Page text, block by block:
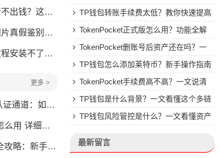
情况你可能遇到过
鉴别全攻略
？手把手教你解决
更多 >
到真正的官方渠道
细安装教程
也能快速上手掌握
TP钱包转账手续费太低？教你快速提高
Gas费
TokenPocket正式版怎么用？功能全解
析与安全使用指南
TokenPocket删账号后资产还在吗？一
文讲清楚
TP钱包怎么添加莱特币？新手操作指南
TokenPocket手续费高不高？一文说清
楚TP钱包是什么背景？一文看懂这个多链
钱包的来头
TP钱包风险管控是什么？一文看懂资产
最新留言